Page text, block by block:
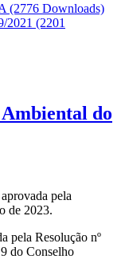
(2776 Downloads)
2021 (2201
do
pela
de 2023.
pela Resolução nº
do Conselho